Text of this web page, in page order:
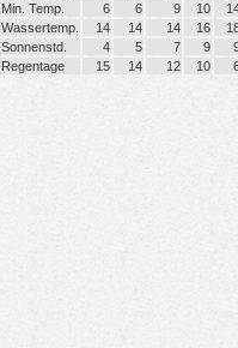
Min. Temp.
6 6 9 10
Wassertemp.
14 14 14 16
Sonnenstd.
4 5 7 9
Regentage
15 14 12 10